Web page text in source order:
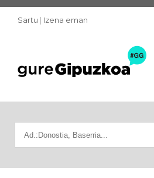
Sartu | Izena eman